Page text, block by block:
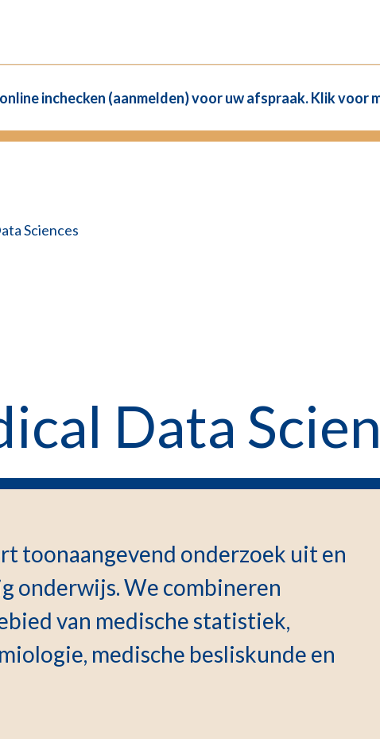
inchecken (aanmelden) voor uw afspraak. Klik voor
Sciences
Data
toonaangevend onderzoek uit en
onderwijs. We combineren
van medische statistiek,
medische besliskunde en